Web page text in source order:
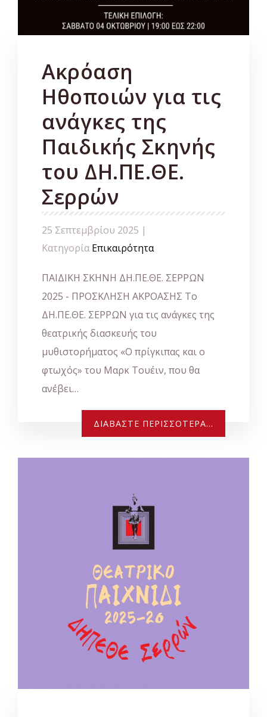
Ακρόαση
Ηθοποιών για τις
ανάγκες της
Παιδικής Σκηνής
του ΔΗ.ΠΕ.ΘΕ.
Σερρών
25 Σεπτεμβρίου 2025 |
Κατηγορία Επικαιρότητα
ΠΑΙΔΙΚΗ ΣΚΗΝΗ ΔΗ.ΠΕ.ΘΕ. ΣΕΡΡΩΝ
2025 - ΠΡΟΣΚΛΗΣΗ ΑΚΡΟΑΣΗΣ Το
ΔΗ.ΠΕ.ΘΕ. ΣΕΡΡΩΝ για τις ανάγκες της
θεατρικής διασκευής του
μυθιστορήματος «Ο πρίγκιπας και ο
φτωχός» του Μαρκ Τουέιν, που θα
ανέβει…
ΔΙΑΒΆΣΤΕ ΠΕΡΙΣΣΌΤΕΡΑ...